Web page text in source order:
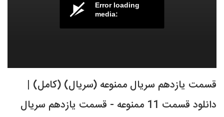
Error loading
media:
قسمت یازدهم سریال ممنوعه (سریال) (کامل) |
دانلود قسمت 11 ممنوعه - قسمت یازدهم سریال